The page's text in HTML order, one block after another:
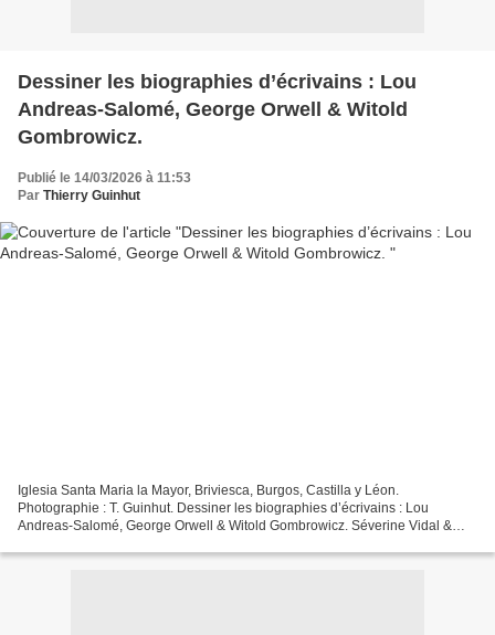
Dessiner les biographies d’écrivains : Lou
Andreas-Salomé, George Orwell & Witold
Gombrowicz.
Publié le 14/03/2026 à 11:53
Par Thierry Guinhut
Iglesia Santa Maria la Mayor, Briviesca, Burgos, Castilla y Léon.
Photographie : T. Guinhut. Dessiner les biographies d’écrivains : Lou
Andreas-Salomé, George Orwell & Witold Gombrowicz. Séverine Vidal &